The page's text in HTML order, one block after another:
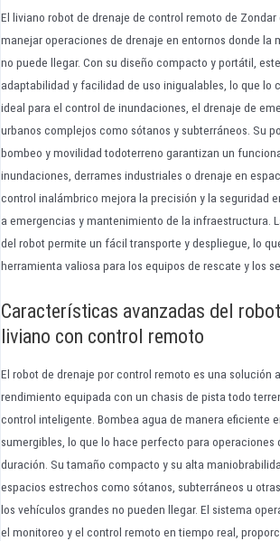
El liviano robot de drenaje de control remoto de Zondar
manejar operaciones de drenaje en entornos donde la
no puede llegar. Con su diseño compacto y portátil,
adaptabilidad y facilidad de uso inigualables, lo que lo
ideal para el control de inundaciones, el drenaje de
urbanos complejos como sótanos y subterráneos. Su
bombeo y movilidad todoterreno garantizan un
inundaciones, derrames industriales o drenaje en
control inalámbrico mejora la precisión y la seguridad
a emergencias y mantenimiento de la infraestructura.
del robot permite un fácil transporte y despliegue, lo
herramienta valiosa para los equipos de rescate y los
Características avanzadas del
liviano con control remoto
El robot de drenaje por control remoto es una solución
rendimiento equipada con un chasis de pista todo
control inteligente. Bombea agua de manera eficiente
sumergibles, lo que lo hace perfecto para operaciones
duración. Su tamaño compacto y su alta
espacios estrechos como sótanos, subterráneos u
los vehículos grandes no pueden llegar. El sistema
el monitoreo y el control remoto en tiempo real,